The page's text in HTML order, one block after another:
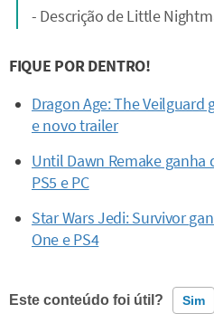
- Descrição de Little
FIQUE POR DENTRO!
Dragon Age: The
e novo trailer
Until Dawn Remake
PS5 e PC
Star Wars Jedi: Survivor
One e PS4
Este conteúdo foi útil? Sim